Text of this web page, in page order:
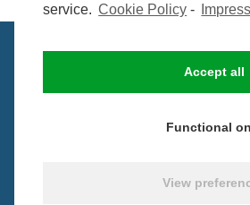
service. Cookie Policy -
Accept all
Functional
View